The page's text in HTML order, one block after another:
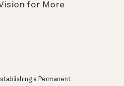
for More
a Permanent